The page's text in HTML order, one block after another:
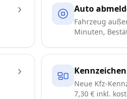
Auto
Fahrzeug
Minuten,
Neue Kfz-
7,30 € inkl.